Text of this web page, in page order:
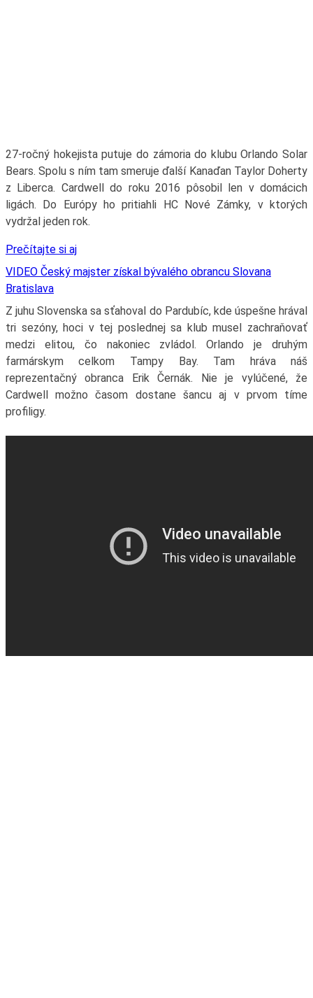
27-ročný hokejista putuje do zámoria do klubu Orlando Solar
Bears. Spolu s ním tam smeruje ďalší Kanaďan Taylor Doherty
z Liberca. Cardwell do roku 2016 pôsobil len v domácich
ligách. Do Európy ho pritiahli HC Nové Zámky, v ktorých
vydržal jeden rok.
Prečítajte si aj
VIDEO Český majster získal bývalého obrancu Slovana
Bratislava
Z juhu Slovenska sa sťahoval do Pardubíc, kde úspešne hrával
tri sezóny, hoci v tej poslednej sa klub musel zachraňovať
medzi elitou, čo nakoniec zvládol. Orlando je druhým
farmárskym celkom Tampy Bay. Tam hráva náš
reprezentačný obranca Erik Černák. Nie je vylúčené, že
Cardwell možno časom dostane šancu aj v prvom tíme
profiligy.